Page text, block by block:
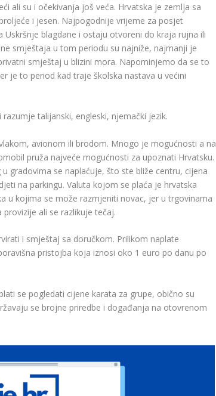
ali su i očekivanja još veća. Hrvatska je zemlja sa
i jesen. Najpogodnije vrijeme za posjet
blagdane i ostaju otvoreni do kraja rujna ili
smještaja u tom periodu su najniže, najmanji je
smještaj u blizini mora. Napominjemo da se to
je to period kad traje školska nastava u većini
talijanski, engleski, njemački jezik.
avionom ili brodom. Mnogo je mogućnosti a na
pruža najveće mogućnosti za upoznati Hrvatsku.
gradovima se naplaćuje, što ste bliže centru, cijena
na parkingu. Valuta kojom se plaća je hrvatska
u kojima se može razmjeniti novac, jer u trgovinama
ali se razlikuje tečaj.
i smještaj sa doručkom. Prilikom naplate
pristojba koja iznosi oko 1 euro po danu po
se pogledati cijene karata za grupe, obično su
se brojne priredbe i događanja na otovrenom